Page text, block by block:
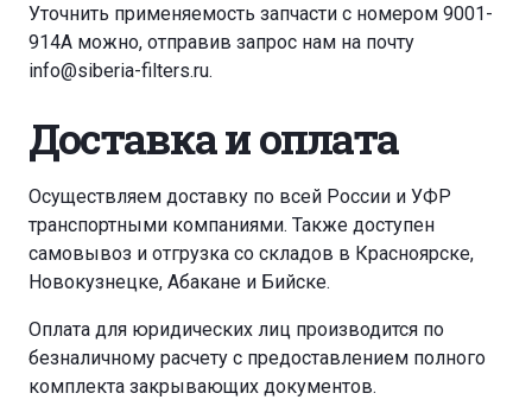
RENAULT KANGOO 1,9 DTI
RENAULT MEGANE 1,9 DTI
RENAULT SCENIC 1,9 DTI RENAULT SCENIC I 1,9 D
RENAULT SCENIC I 1,9 DTI
RENAULT THALIA 1,9 D
Уточнить применяемость запчасти с номером 9001-
914A можно, отправив запрос нам на почту
info@siberia-filters.ru.
Доставка и оплата
Осуществляем доставку по всей России и УФР
транспортными компаниями. Также доступен
самовывоз и отгрузка со складов в Красноярске,
Новокузнецке, Абакане и Бийске.
Оплата для юридических лиц производится по
безналичному расчету с предоставлением полного
комплекта закрывающих документов.